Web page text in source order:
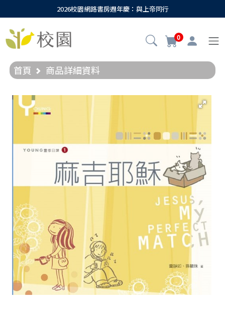
2026校園網路書房週年慶：與上帝同行
0
首頁 商品詳細資料